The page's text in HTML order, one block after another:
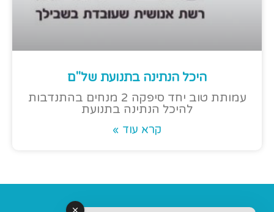
היכל הנתינה בתנועת של"ם
עמותת טוב יחד סיפקה 2 מנחים בהתנדבות
להיכל הנתינה בתנועת
קרא עוד »